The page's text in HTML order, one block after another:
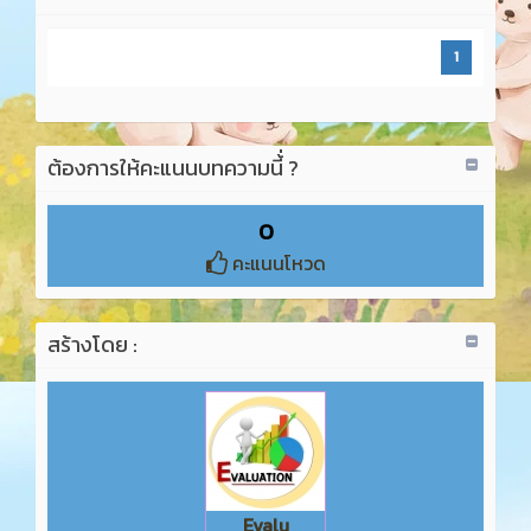
1
ต้องการให้คะแนนบทความนี้่ ?
0
คะแนนโหวด
สร้างโดย :
Evalu